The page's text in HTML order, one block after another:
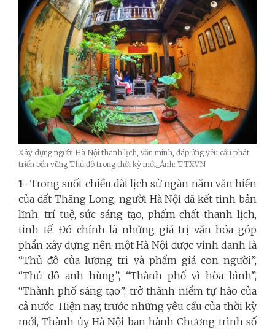
Xây dựng người Hà Nội thanh lịch, văn minh, đáp ứng yêu cầu phát
triển bền vững Thủ đô trong thời kỳ mới_Ảnh: TTXVN
1- Trong suốt chiều dài lịch sử ngàn năm văn hiến
của đất Thăng Long, người Hà Nội đã kết tinh bản
lĩnh, trí tuệ, sức sáng tạo, phẩm chất thanh lịch,
tinh tế. Đó chính là những giá trị văn hóa góp
phần xây dựng nên một Hà Nội được vinh danh là
“Thủ đô của lương tri và phẩm giá con người”,
“Thủ đô anh hùng”, “Thành phố vì hòa bình”,
“Thành phố sáng tạo”, trở thành niềm tự hào của
cả nước. Hiện nay, trước những yêu cầu của thời kỳ
mới, Thành ủy Hà Nội ban hành Chương trình số